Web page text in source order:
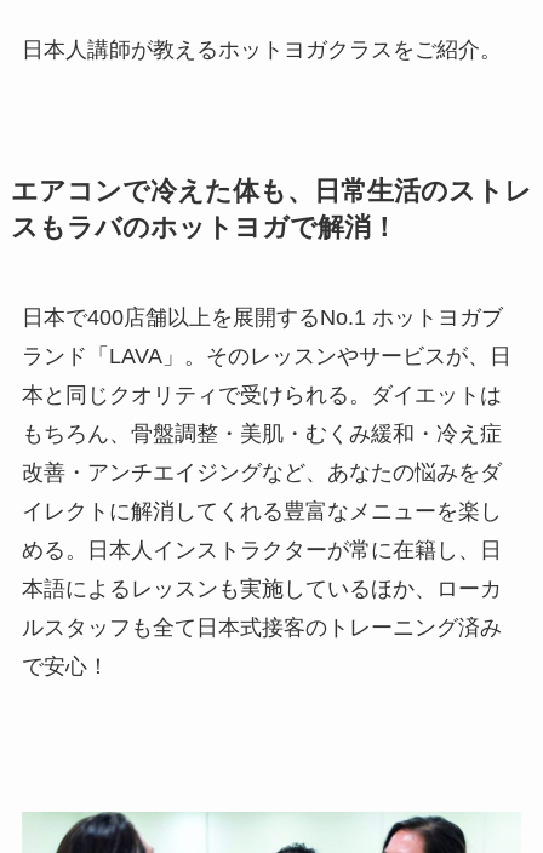
日本人講師が教えるホットヨガクラスをご紹介。
エアコンで冷えた体も、日常生活のストレ
スもラバのホットヨガで解消！
日本で400店舗以上を展開するNo.1 ホットヨガブ
ランド「LAVA」。そのレッスンやサービスが、日
本と同じクオリティで受けられる。ダイエットは
もちろん、骨盤調整・美肌・むくみ緩和・冷え症
改善・アンチエイジングなど、あなたの悩みをダ
イレクトに解消してくれる豊富なメニューを楽し
める。日本人インストラクターが常に在籍し、日
本語によるレッスンも実施しているほか、ローカ
ルスタッフも全て日本式接客のトレーニング済み
で安心！